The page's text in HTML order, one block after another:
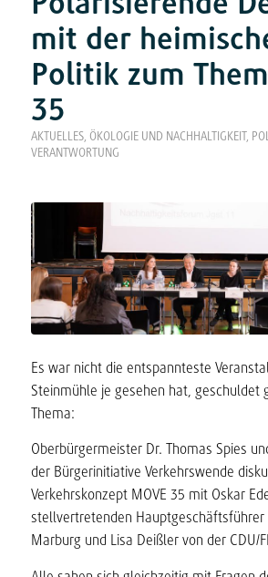
mit der
Politik zum
35
AKTUELLES, ÖKOLOGIE UND NACHHALTIGKEIT,
VERANTWORTUNG
Es war nicht die entspannteste
Steinmühle je gesehen hat, geschuldet
Thema:
Oberbürgermeister Dr. Thomas Spies
der Bürgerinitiative Verkehrswende
Verkehrskonzept MOVE 35 mit Oskar
stellvertretenden Hauptgeschäftsführer
Marburg und Lisa Deißler von der CDU/